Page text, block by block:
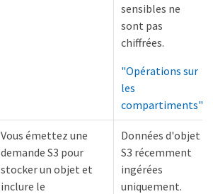
sensibles ne
sont pas
chiffrées.
"Opérations sur
les
compartiments"
Vous émettez une
demande S3 pour
stocker un objet et
inclure le
Données d'objet
S3 récemment
ingérées
uniquement.